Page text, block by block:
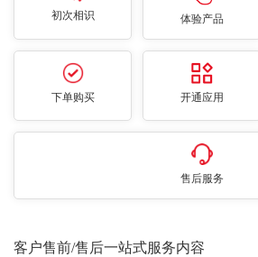
初次相识 体验产品
下单购买 开通应用
售后服务
客户售前/售后一站式服务内容